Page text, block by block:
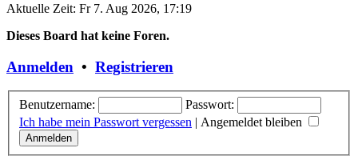
Aktuelle Zeit: Fr 7. Aug 2026, 17:19
Dieses Board hat keine Foren.
Anmelden • Registrieren
Benutzername:
Passwort:
Ich habe mein Passwort vergessen | Angemeldet bleiben